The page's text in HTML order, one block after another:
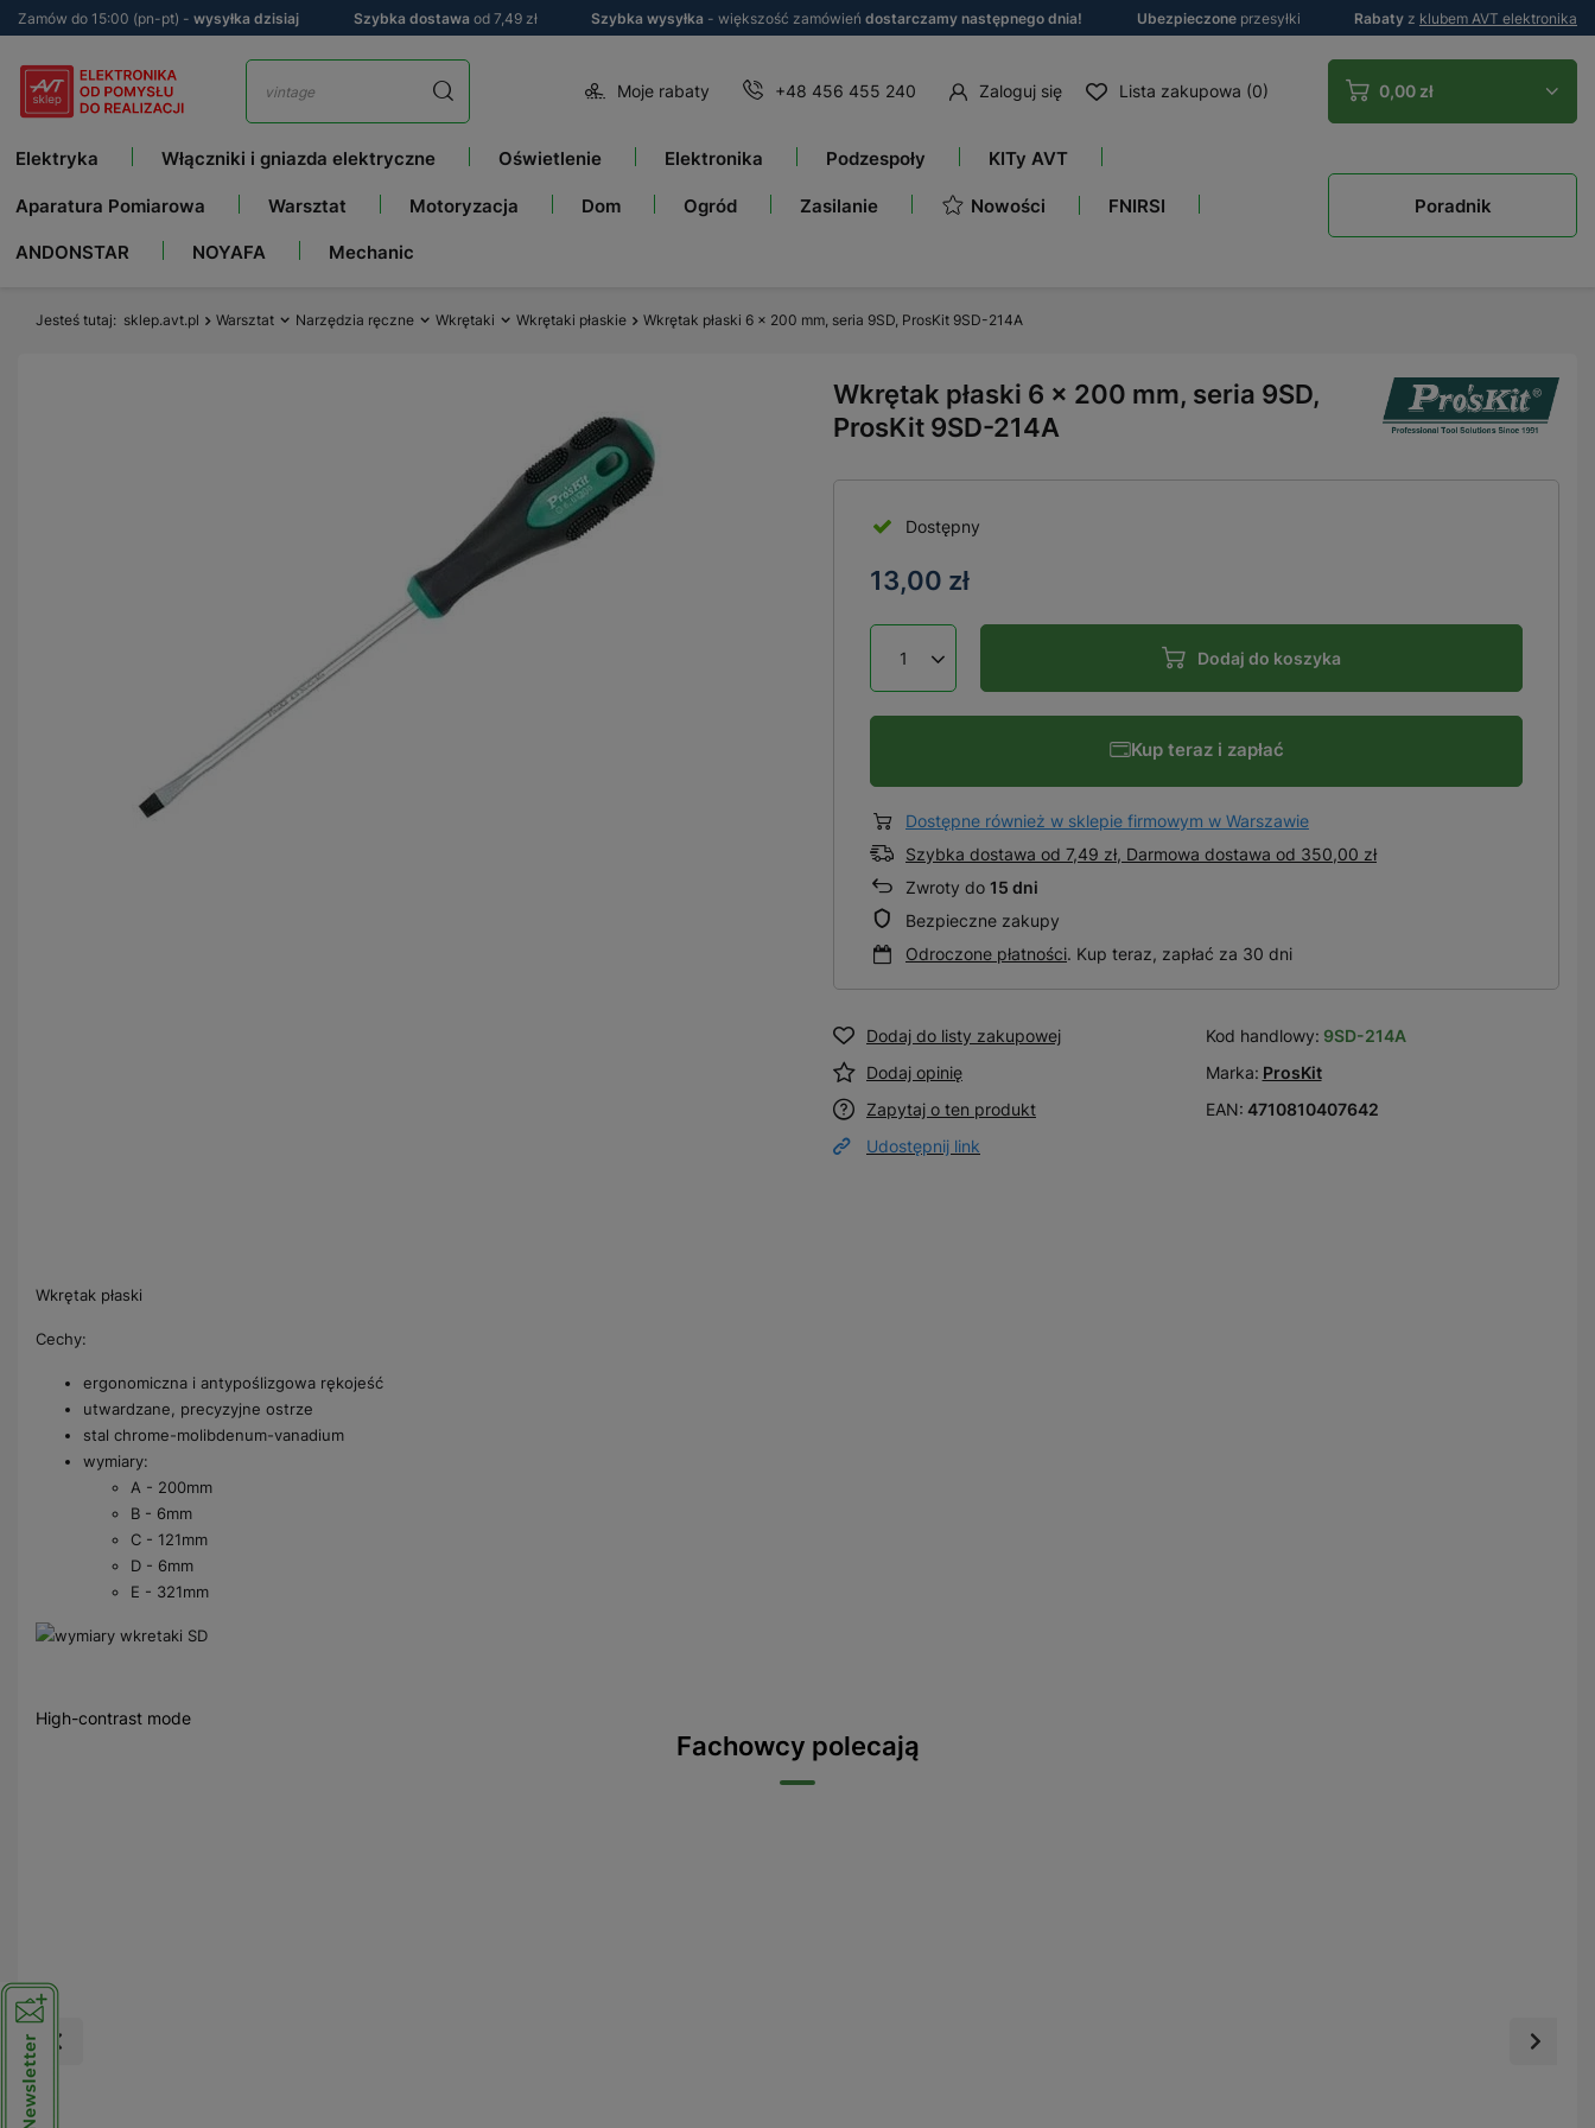
Zamów do 15:00 (pn-pt) - wysyłka dzisiaj Szybka dostawa od 7,49 zł Szybka wysyłka - większość zamówień dostarczamy następnego dnia! Ubezpieczone przesyłki Rabaty z klubem AVT elektronika
Moje rabaty +48 456 455 240 Zaloguj się Lista zakupowa (0) 0,00 zł
Elektryka Włączniki i gniazda elektryczne Oświetlenie Elektronika Podzespoły KITy AVT
Aparatura Pomiarowa Warsztat Motoryzacja Dom Ogród Zasilanie Nowości FNIRSI
ANDONSTAR NOYAFA Mechanic
Poradnik
Jesteś tutaj sklep.avt.pl Warsztat Narzędzia ręczne Wkrętaki Wkrętaki płaskie Wkrętak płaski 6 × 200 mm, seria 9SD, ProsKit 9SD-214A
Wkrętak płaski 6 × 200 mm, seria 9SD,
ProsKit 9SD-214A
Dostępny
13,00 zł
Dodaj do koszyka
Kup teraz i zapłać
Dostępne również w sklepie firmowym w Warszawie
Szybka dostawa od 7,49 zł, Darmowa dostawa od 350,00 zł
Zwroty do 15 dni
Bezpieczne zakupy
Odroczone płatności. Kup teraz, zapłać za 30 dni
Dodaj do listy zakupowej
Dodaj opinię
Zapytaj o ten produkt
Udostępnij link
Kod handlowy: 9SD-214A
Marka: ProsKit
EAN: 4710810407642
Wkrętak płaski
Cechy:
ergonomiczna i antypoślizgowa rękojeść
utwardzane, precyzyjne ostrze
stal chrome-molibdenum-vanadium
wymiary:
A - 200mm
B - 6mm
C - 121mm
D - 6mm
E - 321mm
High-contrast mode
Fachowcy polecają